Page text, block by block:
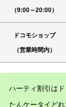
（9:00～20:00）
ドコモショップ
（営業時間内）
ハーティ割引は
たんケータイどれ